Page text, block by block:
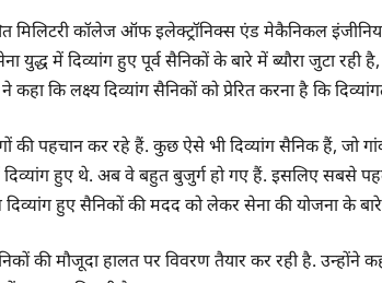
मिलिटरी कॉलेज ऑफ इलेक्ट्रॉनिक्स एंड मेकैनिकल
युद्ध में दिव्यांग हुए पूर्व सैनिकों के बारे में ब्यौरा जुटा
कि लक्ष्य दिव्यांग सैनिकों को प्रेरित करना है कि
की पहचान कर रहे हैं. कुछ ऐसे भी दिव्यांग सैनिक हैं,
हुए थे. अब वे बहुत बुजुर्ग हो गए हैं. इसलिए सबसे
दिव्यांग हुए सैनिकों की मदद को लेकर सेना की योजना के
की मौजूदा हालत पर विवरण तैयार कर रही है. उन्होंने